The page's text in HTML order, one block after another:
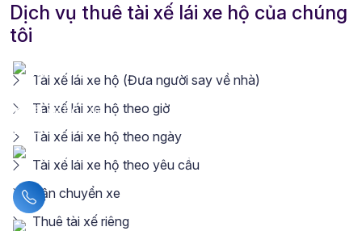
Dịch vụ thuê tài xế lái xe hộ của chúng
tôi
Tài xế lái xe hộ (Đưa người say về nhà)
Tài xế lái xe hộ theo giờ
Tài xế lái xe hộ theo ngày
Tài xế lái xe hộ theo yêu cầu
Vận chuyển xe
Thuê tài xế riêng
Liên hệ hotline